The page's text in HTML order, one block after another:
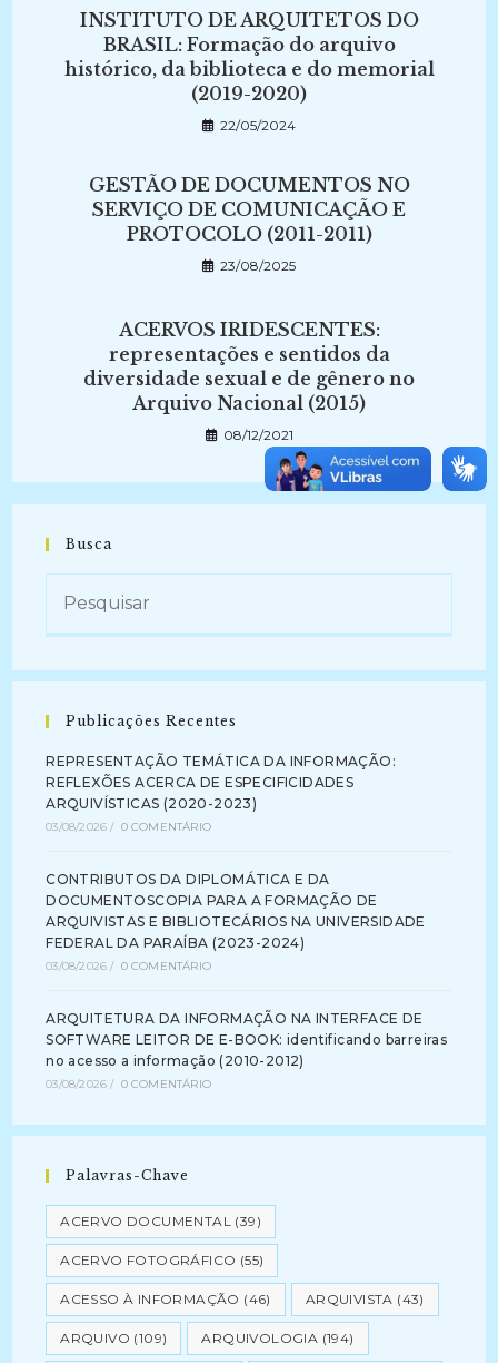
INSTITUTO DE ARQUITETOS DO
BRASIL: Formação do arquivo
histórico, da biblioteca e do memorial
(2019-2020)
22/05/2024
GESTÃO DE DOCUMENTOS NO
SERVIÇO DE COMUNICAÇÃO E
PROTOCOLO (2011-2011)
23/08/2025
ACERVOS IRIDESCENTES:
representações e sentidos da
diversidade sexual e de gênero no
Arquivo Nacional (2015)
08/12/2021
Busca
Publicações Recentes
REPRESENTAÇÃO TEMÁTICA DA INFORMAÇÃO:
REFLEXÕES ACERCA DE ESPECIFICIDADES
ARQUIVÍSTICAS (2020-2023)
03/08/2026 / 0 COMENTÁRIO
CONTRIBUTOS DA DIPLOMÁTICA E DA
DOCUMENTOSCOPIA PARA A FORMAÇÃO DE
ARQUIVISTAS E BIBLIOTECÁRIOS NA UNIVERSIDADE
FEDERAL DA PARAÍBA (2023-2024)
03/08/2026 / 0 COMENTÁRIO
ARQUITETURA DA INFORMAÇÃO NA INTERFACE DE
SOFTWARE LEITOR DE E-BOOK: identificando barreiras
no acesso a informação (2010-2012)
03/08/2026 / 0 COMENTÁRIO
Palavras-Chave
ACERVO DOCUMENTAL (39)
ACERVO FOTOGRÁFICO (55)
ACESSO À INFORMAÇÃO (46) ARQUIVISTA (43)
ARQUIVO (109) ARQUIVOLOGIA (194)